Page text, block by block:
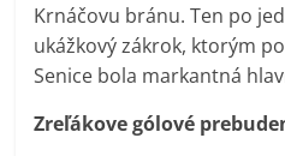
Krnáčovu bránu. Ten po
ukážkový zákrok, ktorým
Senice bola markantná
Zreľákove gólové